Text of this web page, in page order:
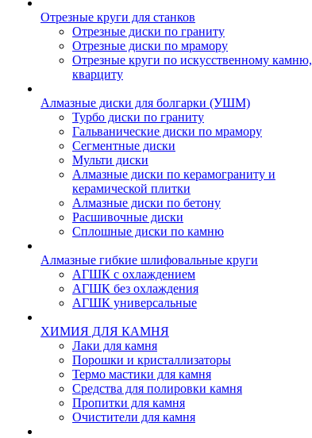
Отрезные круги для станков
Отрезные диски по граниту
Отрезные диски по мрамору
Отрезные круги по искусственному камню,
кварциту
Алмазные диски для болгарки (УШМ)
Турбо диски по граниту
Гальванические диски по мрамору
Сегментные диски
Мульти диски
Алмазные диски по керамограниту и
керамической плитки
Алмазные диски по бетону
Расшивочные диски
Сплошные диски по камню
Алмазные гибкие шлифовальные круги
АГШК с охлаждением
АГШК без охлаждения
АГШК универсальные
ХИМИЯ ДЛЯ КАМНЯ
Лаки для камня
Порошки и кристаллизаторы
Термо мастики для камня
Средства для полировки камня
Пропитки для камня
Очистители для камня